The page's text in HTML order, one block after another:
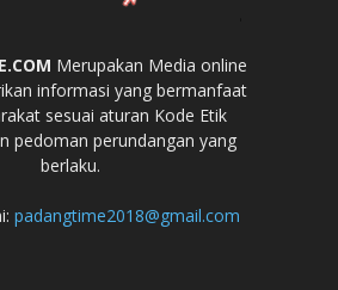
Merupakan Media online
informasi yang bermanfaat
sesuai aturan Kode Etik
pedoman perundangan yang
berlaku.
padangtime2018@gmail.com